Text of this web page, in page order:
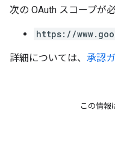
次の OAuth スコープが必
https://
詳細については、 承認
この情報